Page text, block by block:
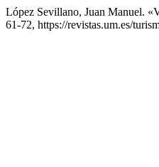
López Sevillano, Juan Manuel.
61-72, https://revistas.um.es/